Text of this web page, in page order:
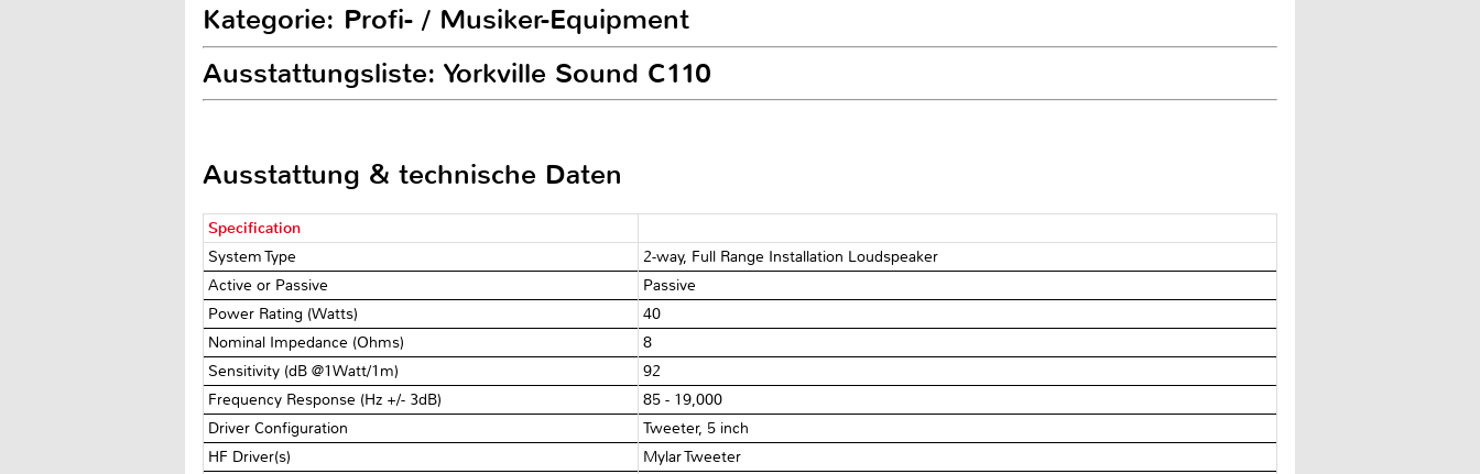
Kategorie: Profi- / Musiker-Equipment
Ausstattungsliste: Yorkville Sound C110
Ausstattung & technische Daten
Specification
System Type
2-way, Full Range Installation Loudspeaker
Active or Passive
Passive
Power Rating (Watts)
40
Nominal Impedance (Ohms)
8
Sensitivity (dB @1Watt/1m)
92
Frequency Response (Hz +/- 3dB)
85 - 19,000
Driver Configuration
Tweeter, 5 inch
HF Driver(s)
Mylar Tweeter